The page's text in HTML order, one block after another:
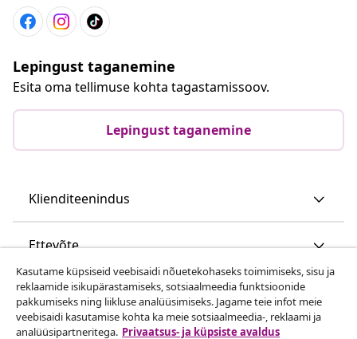
Lepingust taganemine
Esita oma tellimuse kohta tagastamissoov.
Lepingust taganemine
Klienditeenindus
Ettevõte
vidaXL
Kasutame küpsiseid veebisaidi nõuetekohaseks toimimiseks, sisu ja
reklaamide isikupärastamiseks, sotsiaalmeedia funktsioonide
pakkumiseks ning liikluse analüüsimiseks. Jagame teie infot meie
veebisaidi kasutamise kohta ka meie sotsiaalmeedia-, reklaami ja
analüüsipartneritega. Privaatsus- ja küpsiste avaldus